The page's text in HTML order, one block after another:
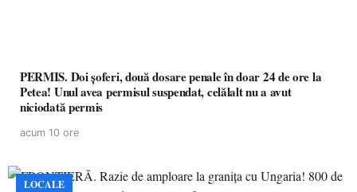
PERMIS. Doi șoferi, două dosare penale în doar 24 de ore la
Petea! Unul avea permisul suspendat, celălalt nu a avut
niciodată permis
acum 10 ore
LOCALE